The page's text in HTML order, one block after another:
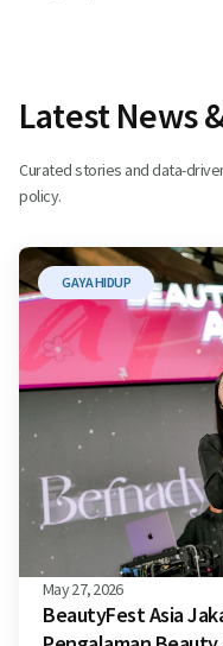
Latest News
Curated stories and data-
policy.
GAYA HIDUP
May 27, 2026
BeautyFest Asia